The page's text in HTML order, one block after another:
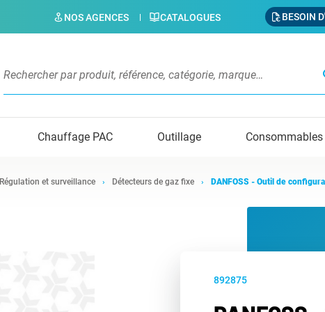
NOS AGENCES CATALOGUES BESOIN
Chauffage PAC Outillage Consommables
Régulation et surveillance Détecteurs de gaz fixe DANFOSS - Outil de
892875